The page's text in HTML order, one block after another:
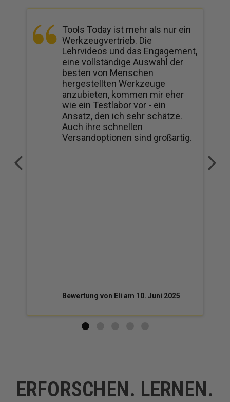
Tools Today ist mehr als nur ein
Werkzeugvertrieb. Die
Lehrvideos und das Engagement,
eine vollständige Auswahl der
besten von Menschen
hergestellten Werkzeuge
anzubieten, kommen mir eher
wie ein Testlabor vor - ein
Ansatz, den ich sehr schätze.
Auch ihre schnellen
Versandoptionen sind großartig.
Bewertung von Eli am 10. Juni 2025
ERFORSCHEN. LERNEN.